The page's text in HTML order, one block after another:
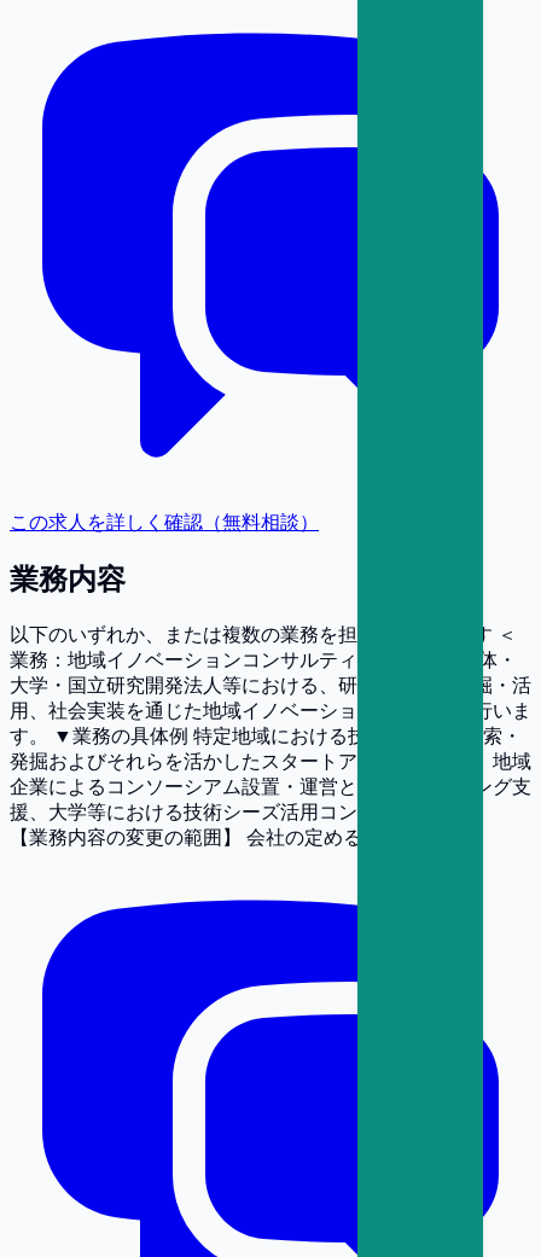
この求人を詳しく確認（無料相談）
業務内容
以下のいずれか、または複数の業務を担当いただきます ＜
業務：地域イノベーションコンサルティング＞＜ 自治体・
大学・国立研究開発法人等における、研究シーズの発掘・活
用、社会実装を通じた地域イノベーション創出支援を行いま
す。 ▼業務の具体例 特定地域における技術シーズの探索・
発掘およびそれらを活かしたスタートアップ創出支援、地域
企業によるコンソーシアム設置・運営と連携・マッチング支
援、大学等における技術シーズ活用コンサルティング
【業務内容の変更の範囲】
会社の定める業務